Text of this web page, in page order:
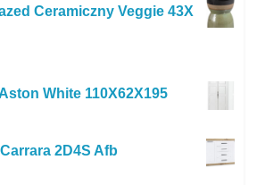
Ceramiczny Veggie 43X
White 110X62X195
2D4S Afb